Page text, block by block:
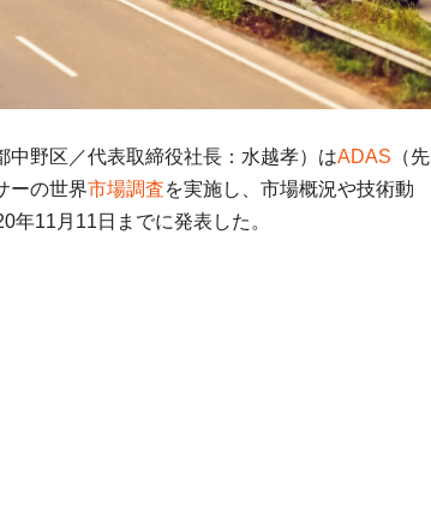
中野区／代表取締役社長：水越孝）はADAS （先
ーの世界市場調査を実施し、市場概況や技術動
年11月11日までに発表した。